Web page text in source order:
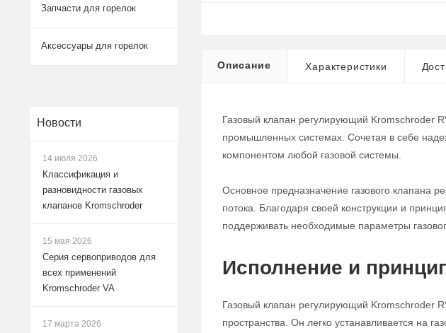
Описание Характеристики
Газовый клапан регулирующий Kromschroder
промышленных системах. Сочетая в себе
компонентом любой газовой системы.
Основное предназначение газового клапана
потока. Благодаря своей конструкции и
поддерживать необходимые параметры
Исполнение и
Газовый клапан регулирующий Kromschroder
пространства. Он легко устанавливается на
Запчасти для горелок
Аксессуары для горелок
Новости
14 июля 2026
Классификация и
разновидности газовых
клапанов Kromschroder
15 мая 2026
Серия сервоприводов для
всех применений
Kromschroder VA
17 марта 2026